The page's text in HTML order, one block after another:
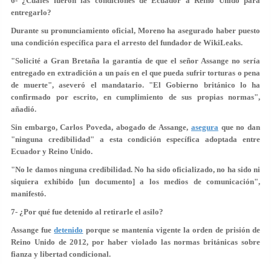
entregarlo?
Durante su pronunciamiento oficial, Moreno ha asegurado haber puesto
una condición específica para el arresto del fundador de WikiLeaks.
"Solicité a Gran Bretaña la garantía de que el señor Assange no sería
entregado en extradición a un país en el que pueda sufrir torturas o pena
de muerte", aseveró el mandatario. "El Gobierno británico lo ha
confirmado por escrito, en cumplimiento de sus propias normas",
añadió.
Sin embargo, Carlos Poveda, abogado de Assange, aseguraque no dan
"ninguna credibilidad" a esta condición específica adoptada entre
Ecuador y Reino Unido.
"No le damos ninguna credibilidad. No ha sido oficializado, no ha sido ni
siquiera exhibido [un documento] a los medios de comunicación",
manifestó.
7- ¿Por qué fue detenido al retirarle el asilo?
Assange fuedetenido porque se mantenía vigente la orden de prisión de
Reino Unido de 2012, por haber violado las normas británicas sobre
fianza y libertad condicional.